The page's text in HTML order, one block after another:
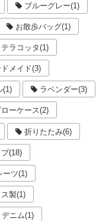
ブルーグレー(1)
お散歩バッグ(1)
テラコッタ(1)
メイド(3)
(1) ラベンダー(3)
ーケース(2)
折りたたみ(6)
(18)
ーツ(1)
製(1)
デニム(1)